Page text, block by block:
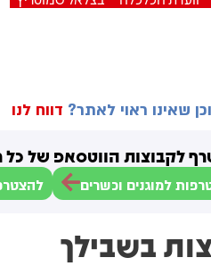
שאינו ראוי לאתר? דווח לנו
לקבוצות הווטסאפ של כל
למוגנים וכשרים
בשבילך